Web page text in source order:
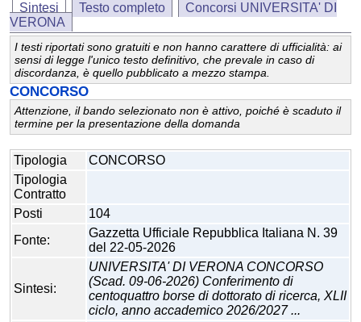
Sintesi Testo completo
Concorsi UNIVERSITA' DI
VERONA
I testi riportati sono gratuiti e non hanno carattere di ufficialità: ai
sensi di legge l'unico testo definitivo, che prevale in caso di
discordanza, è quello pubblicato a mezzo stampa.
CONCORSO
Attenzione, il bando selezionato non è attivo, poiché è scaduto il
termine per la presentazione della domanda
Tipologia
CONCORSO
Tipologia
Contratto
Posti
104
Fonte:
Gazzetta Ufficiale Repubblica Italiana N. 39
del 22-05-2026
Sintesi:
UNIVERSITA' DI VERONA CONCORSO
(Scad. 09-06-2026) Conferimento di
centoquattro borse di dottorato di ricerca, XLII
ciclo, anno accademico 2026/2027 ...